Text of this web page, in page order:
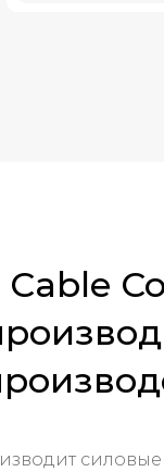
силовые